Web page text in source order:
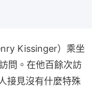
Kissinger）乘坐
問。在他百餘次訪
接見沒有什麼特殊